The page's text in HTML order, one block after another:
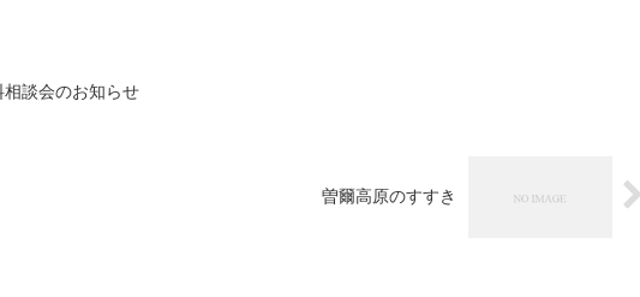
談会のお知らせ
曽爾高原のすすき